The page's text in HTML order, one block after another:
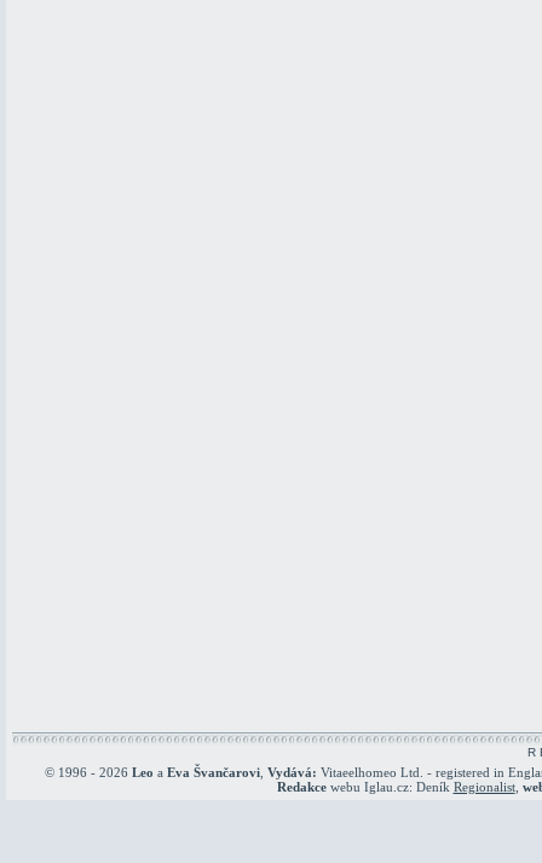
R
© 1996 - 2026 Leo a Eva Švančarovi Vydává: Vitaeelhomeo Ltd. - registered in
Redakcewebu Iglau.cz: Deník Regionalist,